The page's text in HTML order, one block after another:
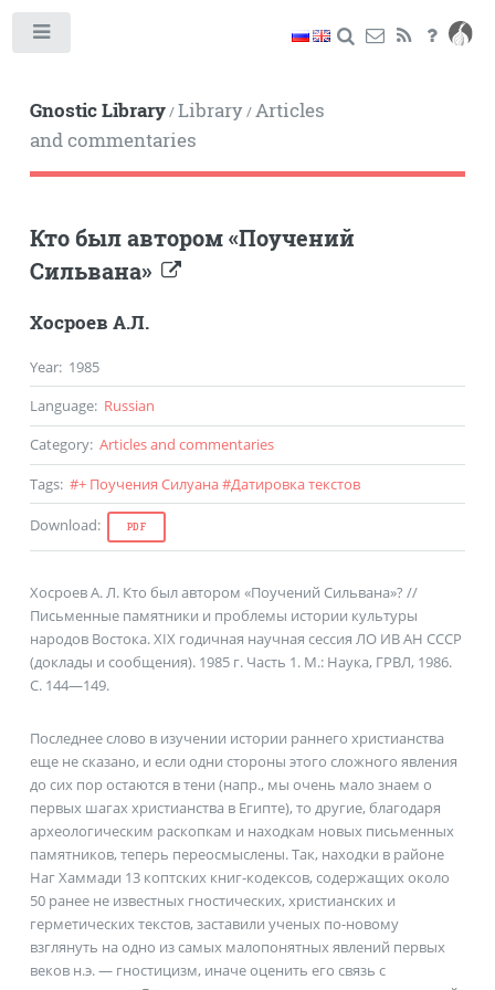
Gnostic Library/Library/Articles
and commentaries
Кто был автором «Поучений
Сильвана»
Хосроев А.Л.
Year: 1985
Language: Russian
Category: Articles and commentaries
Tags: #+ Поучения Силуана#Датировка текстов
Download: PDF
Хосроев А. Л. Кто был автором «Поучений Сильвана»? //
Письменные памятники и проблемы истории культуры
народов Востока. XIX годичная научная сессия ЛО ИВ АН СССР
(доклады и сообщения). 1985 г. Часть 1. М.: Наука, ГРВЛ, 1986.
С. 144—149.
Последнее слово в изучении истории раннего христианства
еще не сказано, и если одни стороны этого сложного явления
до сих пор остаются в тени (напр., мы очень мало знаем о
первых шагах христианства в Египте), то другие, благодаря
археологическим раскопкам и находкам новых письменных
памятников, теперь переосмыслены. Так, находки в районе
Наг Хаммади 13 коптских книг-кодексов, содержащих около
50 ранее не известных гностических, христианских и
герметических текстов, заставили ученых по-новому
взглянуть на одно из самых малопонятных явлений первых
веков н.э. — гностицизм, иначе оценить его связь с